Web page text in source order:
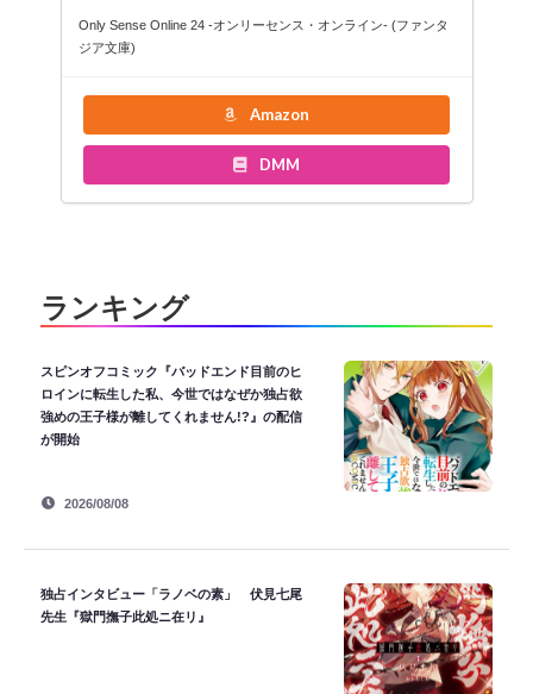
Only Sense Online 24 ‐オンリーセンス・オンライン‐ (ファンタ
ジア文庫)
Amazon
DMM
ランキング
スピンオフコミック『バッドエンド目前のヒ
ロインに転生した私、今世ではなぜか独占欲
強めの王子様が離してくれません!?』の配信
が開始
2026/08/08
独占インタビュー「ラノベの素」 伏見七尾
先生『獄門撫子此処ニ在リ』